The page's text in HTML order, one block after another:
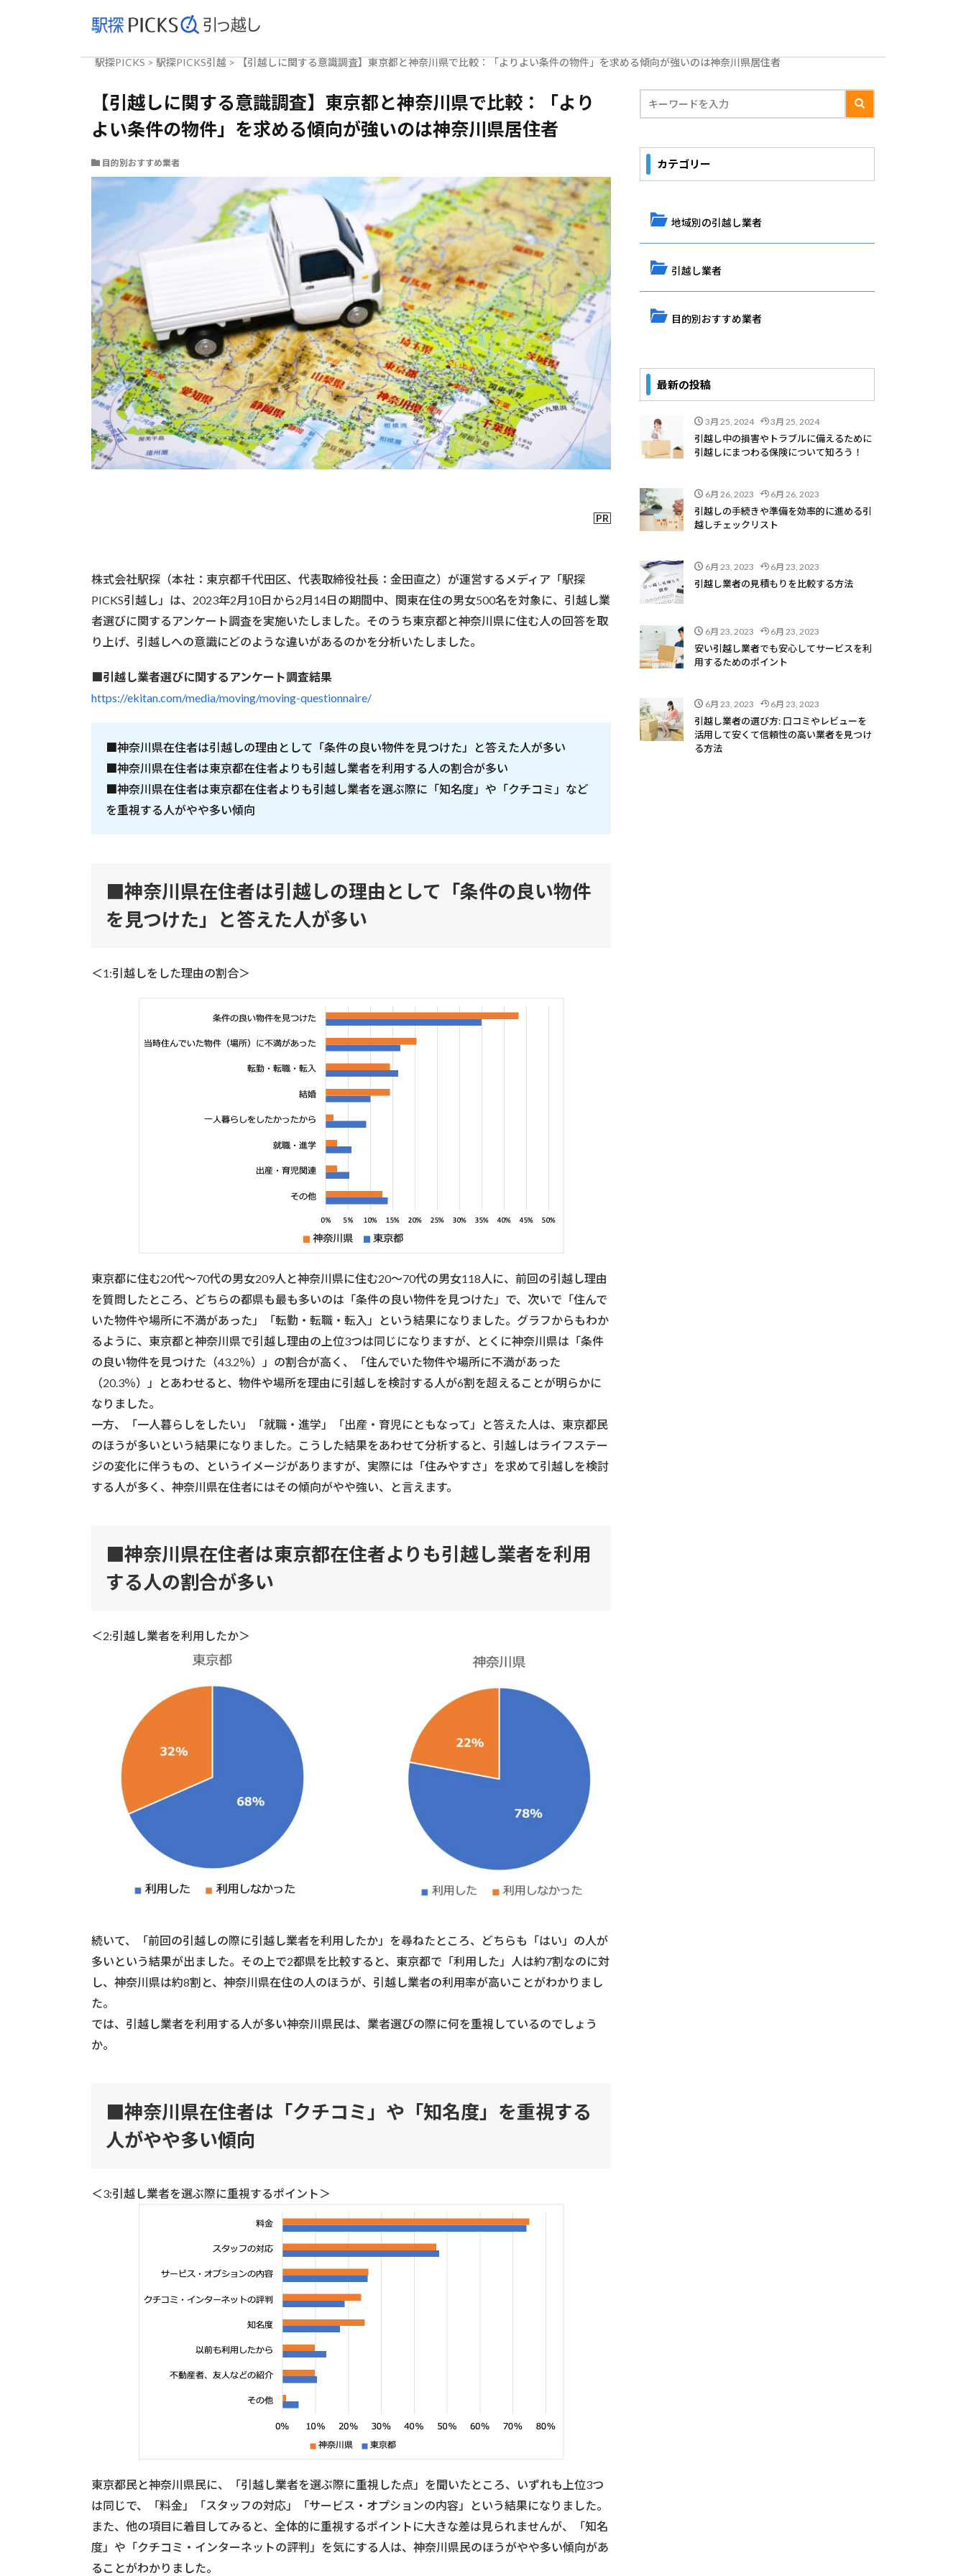
駅探PICKS > 駅探PICKS引越 > 【引越しに関する意識調査】東京都と神奈川県で比較：「よりよい条件の物件」を求める傾向が強いのは神奈川県居住者
【引越しに関する意識調査】東京都と神奈川県で比較：「より
よい条件の物件」を求める傾向が強いのは神奈川県居住者
目的別おすすめ業者
株式会社駅探（本社：東京都千代田区、代表取締役社長：金田直之）が運営するメディア「駅探
PICKS引越し」は、2023年2月10日から2月14日の期間中、関東在住の男女500名を対象に、引越し業
者選びに関するアンケート調査を実施いたしました。そのうち東京都と神奈川県に住む人の回答を取
り上げ、引越しへの意識にどのような違いがあるのかを分析いたしました。
■引越し業者選びに関するアンケート調査結果
https://ekitan.com/media/moving/moving-questionnaire/
■神奈川県在住者は引越しの理由として「条件の良い物件を見つけた」と答えた人が多い
■神奈川県在住者は東京都在住者よりも引越し業者を利用する人の割合が多い
■神奈川県在住者は東京都在住者よりも引越し業者を選ぶ際に「知名度」や「クチコミ」など
を重視する人がやや多い傾向
■神奈川県在住者は引越しの理由として「条件の良い物件
を見つけた」と答えた人が多い
＜1:引越しをした理由の割合＞
東京都に住む20代〜70代の男女209人と神奈川県に住む20～70代の男女118人に、前回の引越し理由
を質問したところ、どちらの都県も最も多いのは「条件の良い物件を見つけた」で、次いで「住んで
いた物件や場所に不満があった」「転勤・転職・転入」という結果になりました。グラフからもわか
るように、東京都と神奈川県で引越し理由の上位3つは同じになりますが、とくに神奈川県は「条件
の良い物件を見つけた（43.2％）」の割合が高く、「住んでいた物件や場所に不満があった
（20.3％）」とあわせると、物件や場所を理由に引越しを検討する人が6割を超えることが明らかに
なりました。
一方、「一人暮らしをしたい」「就職・進学」「出産・育児にともなって」と答えた人は、東京都民
のほうが多いという結果になりました。こうした結果をあわせて分析すると、引越しはライフステー
ジの変化に伴うもの、というイメージがありますが、実際には「住みやすさ」を求めて引越しを検討
する人が多く、神奈川県在住者にはその傾向がやや強い、と言えます。
■神奈川県在住者は東京都在住者よりも引越し業者を利用
する人の割合が多い
＜2:引越し業者を利用したか＞
続いて、「前回の引越しの際に引越し業者を利用したか」を尋ねたところ、どちらも「はい」の人が
多いという結果が出ました。その上で2都県を比較すると、東京都で「利用した」人は約7割なのに対
し、神奈川県は約8割と、神奈川県在住の人のほうが、引越し業者の利用率が高いことがわかりまし
た。
では、引越し業者を利用する人が多い神奈川県民は、業者選びの際に何を重視しているのでしょう
か。
■神奈川県在住者は「クチコミ」や「知名度」を重視する
人がやや多い傾向
＜3:引越し業者を選ぶ際に重視するポイント＞
東京都民と神奈川県民に、「引越し業者を選ぶ際に重視した点」を聞いたところ、いずれも上位3つ
は同じで、「料金」「スタッフの対応」「サービス・オプションの内容」という結果になりました。
また、他の項目に着目してみると、全体的に重視するポイントに大きな差は見られませんが、「知名
度」や「クチコミ・インターネットの評判」を気にする人は、神奈川県民のほうがやや多い傾向があ
ることがわかりました。
カテゴリー
地域別の引越し業者
引越し業者
目的別おすすめ業者
最新の投稿
3月 25, 2024 3月 25, 2024
引越し中の損害やトラブルに備えるために
引越しにまつわる保険について知ろう！
6月 26, 2023 6月 26, 2023
引越しの手続きや準備を効率的に進める引
越しチェックリスト
6月 23, 2023 6月 23, 2023
引越し業者の見積もりを比較する方法
6月 23, 2023 6月 23, 2023
安い引越し業者でも安心してサービスを利
用するためのポイント
6月 23, 2023 6月 23, 2023
引越し業者の選び方: 口コミやレビューを
活用して安くて信頼性の高い業者を見つけ
る方法